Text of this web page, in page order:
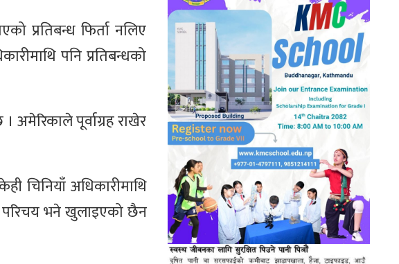
प्रतिबन्ध फिर्ता नलिए
पनि प्रतिबन्धको
पूर्वाग्रह राखेर
चिनियाँ अधिकारीमाथि
परिचय भने खुलाइएको छैन